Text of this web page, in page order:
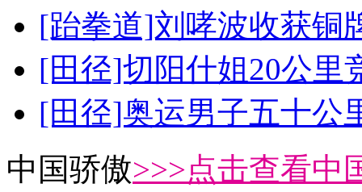
[跆拳道]刘哮波收获铜
[田径]切阳什姐20公里
[田径]奥运男子五十公
中国骄傲>>>点击查看中